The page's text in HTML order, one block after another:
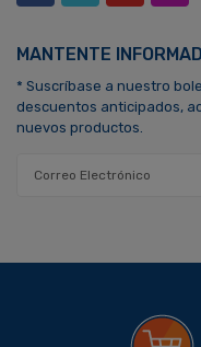
MANTENTE
* Suscríbase a nuestro
descuentos anticipados,
nuevos productos.